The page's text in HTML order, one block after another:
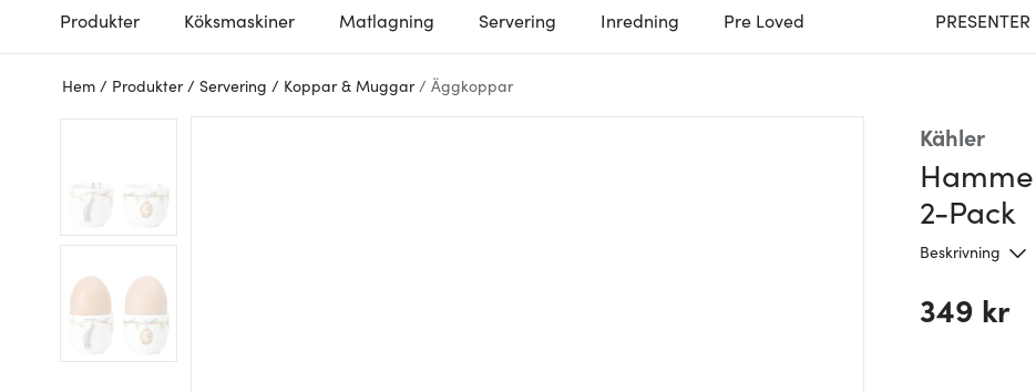
Produkter Köksmaskiner Matlagning Servering Inredning Pre Loved PRESENTER
Hem / Produkter / Servering / Koppar & Muggar / Äggkoppar
Kähler
2-Pack
Beskrivning
349 kr